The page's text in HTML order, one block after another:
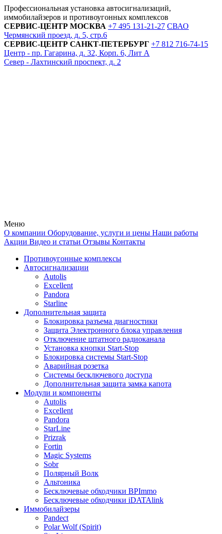
Профессиональная установка автосигнализаций,
иммобилайзеров и противоугонных комплексов
СЕРВИС-ЦЕНТР МОСКВА +7 495 131-21-27 СВАО
Чермянский проезд, д. 5, стр.6
СЕРВИС-ЦЕНТР САНКТ-ПЕТЕРБУРГ +7 812 716-74-15
Центр - пр. Гагарина, д. 32, Корп. 6, Лит А
Север - Лахтинский проспект, д. 2
Меню
О компании Оборудование, услуги и цены Наши работы
Акции Видео и статьи Отзывы Контакты
Противоугонные комплексы
Автосигнализации
Autolis
Excellent
Pandora
Starline
Дополнительная защита
Блокировка разъема диагностики
Защита Электронного блока управления
Отключение штатного радиоканала
Установка кнопки Start-Stop
Блокировка системы Start-Stop
Аварийная розетка
Системы бесключевого доступа
Дополнительная защита замка капота
Модули и компоненты
Autolis
Excellent
Pandora
StarLine
Prizrak
Fortin
Magic Systems
Sobr
Полярный Волк
Альтоника
Бесключевые обходчики BPImmo
Бесключевые обходчики iDATAlink
Иммобилайзеры
Pandect
Polar Wolf (Spirit)